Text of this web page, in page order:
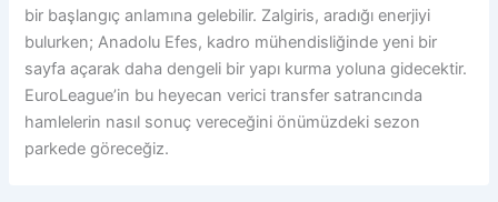
bir başlangıç anlamına gelebilir. Zalgiris, aradığı enerjiyi
bulurken; Anadolu Efes, kadro mühendisliğinde yeni bir
sayfa açarak daha dengeli bir yapı kurma yoluna gidecektir.
EuroLeague’in bu heyecan verici transfer satrancında
hamlelerin nasıl sonuç vereceğini önümüzdeki sezon
parkede göreceğiz.